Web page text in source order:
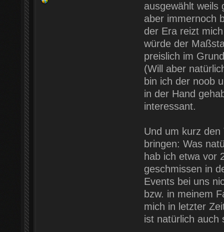
ausgewählt weils
aber immernoch
der Era reizt
würde der
preislich im
(Will aber
bin ich der noob
in der Hand
interessant.
Und um kurz
bringen: Was
hab ich etwa vor
geschmissen in
Events bei uns
bzw. in meinem
mich in letzter
ist natürlich auch